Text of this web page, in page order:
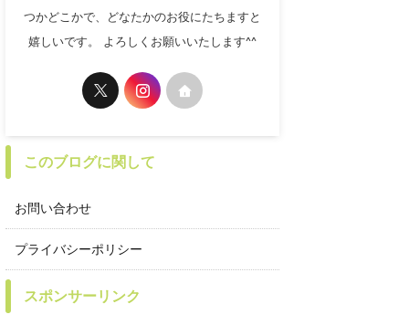
つかどこかで、どなたかのお役にたちますと
嬉しいです。 よろしくお願いいたします^^
このブログに関して
お問い合わせ
プライバシーポリシー
スポンサーリンク